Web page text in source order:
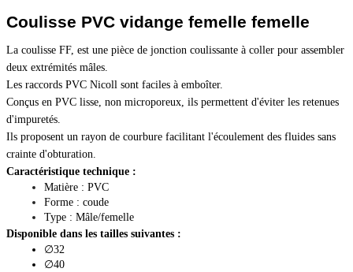
Coulisse PVC vidange femelle femelle
La coulisse FF, est une pièce de jonction coulissante à coller pour assembler
deux extrémités mâles.
Les raccords PVC Nicoll sont faciles à emboîter.
Conçus en PVC lisse, non microporeux, ils permettent d'éviter les retenues
d'impuretés.
Ils proposent un rayon de courbure facilitant l'écoulement des fluides sans
crainte d'obturation.
Caractéristique technique :
Matière : PVC
Forme : coude
Type : Mâle/femelle
Disponible dans les tailles suivantes :
∅32
∅40